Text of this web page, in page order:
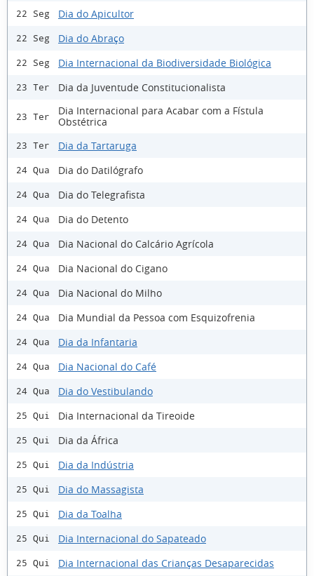
22 Seg Dia do Apicultor
22 Seg Dia do Abraço
22 Seg Dia Internacional da Biodiversidade Biológica
23 Ter Dia da Juventude Constitucionalista
23 Ter
Dia Internacional para Acabar com a Fístula
Obstétrica
23 Ter Dia da Tartaruga
24 Qua Dia do Datilógrafo
24 Qua Dia do Telegrafista
24 Qua Dia do Detento
24 Qua Dia Nacional do Calcário Agrícola
24 Qua Dia Nacional do Cigano
24 Qua Dia Nacional do Milho
24 Qua Dia Mundial da Pessoa com Esquizofrenia
24 Qua Dia da Infantaria
24 Qua Dia Nacional do Café
24 Qua Dia do Vestibulando
25 Qui Dia Internacional da Tireoide
25 Qui Dia da África
25 Qui Dia da Indústria
25 Qui Dia do Massagista
25 Qui Dia da Toalha
25 Qui Dia Internacional do Sapateado
25 Qui Dia Internacional das Crianças Desaparecidas